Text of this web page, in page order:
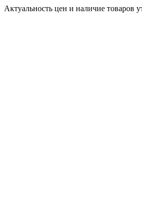
Актуальность цен и наличие товаров